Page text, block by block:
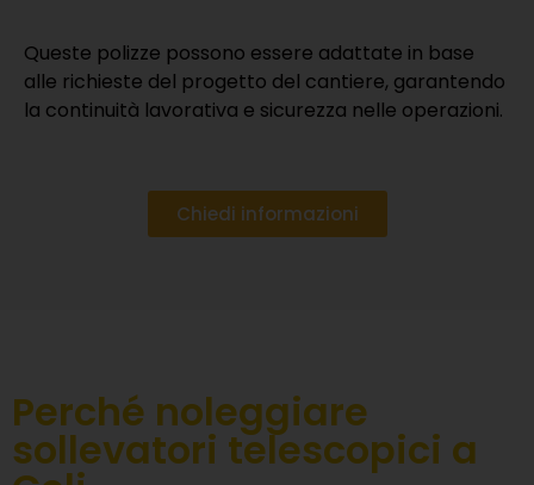
Queste polizze possono essere adattate in base
alle richieste del progetto del cantiere, garantendo
la continuità lavorativa e sicurezza nelle operazioni.
Chiedi informazioni
Perché noleggiare
sollevatori telescopici a